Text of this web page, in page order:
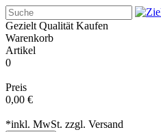
Gezielt Qualität Kaufen
Warenkorb
Artikel
0
Preis
0,00 €
*inkl. MwSt. zzgl. Versand